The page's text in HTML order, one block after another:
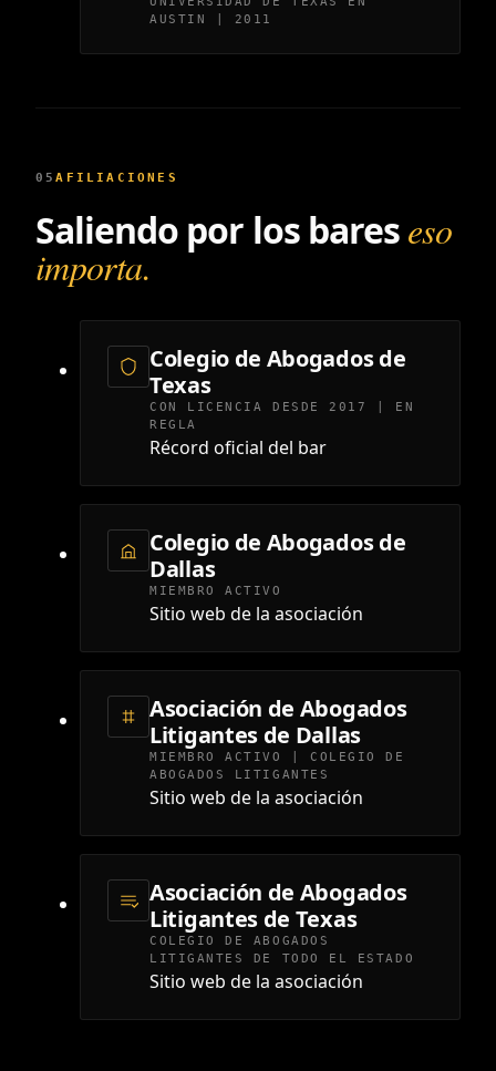
AUSTIN | 2011
05AFILIACIONES
Saliendo por los bareseso
importa.
Colegio de Abogados de
Texas
CON LICENCIA DESDE 2017 | EN
REGLA
Récord oficial del bar
Colegio de Abogados de
Dallas
MIEMBRO ACTIVO
Sitio web de la asociación
Asociación de Abogados
Litigantes de Dallas
MIEMBRO ACTIVO | COLEGIO DE
ABOGADOS LITIGANTES
Sitio web de la asociación
Asociación de Abogados
Litigantes de Texas
COLEGIO DE ABOGADOS
LITIGANTES DE TODO EL ESTADO
Sitio web de la asociación